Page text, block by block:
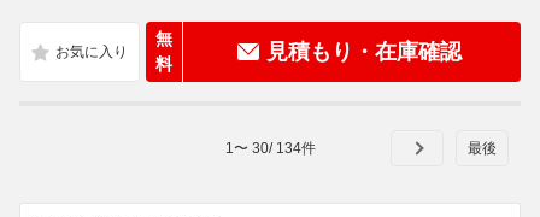
無
料
見積もり・在庫確認
1 〜 30/ 134件